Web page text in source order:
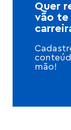
Quer
vão te
mão!